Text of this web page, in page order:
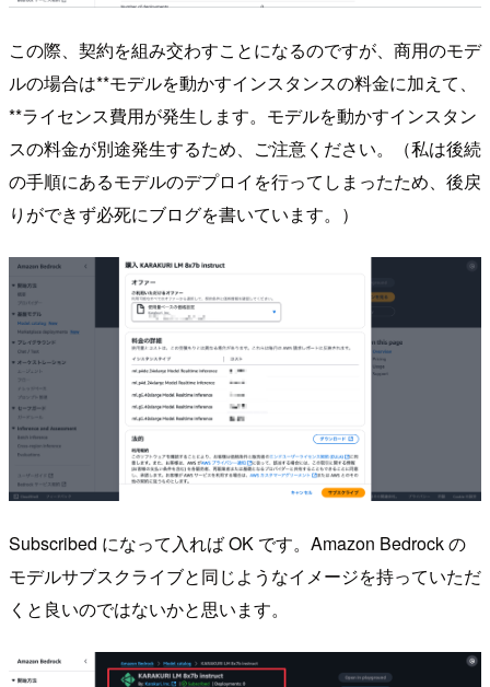
この際、契約を組み交わすことになるのですが、商用のモデ
ルの場合は**モデルを動かすインスタンスの料金に加えて、
**ライセンス費用が発生します。モデルを動かすインスタン
スの料金が別途発生するため、ご注意ください。（私は後続
の手順にあるモデルのデプロイを行ってしまったため、後戻
りができず必死にブログを書いています。）
Subscribed になって入れば OK です。Amazon Bedrock の
モデルサブスクライブと同じようなイメージを持っていただ
くと良いのではないかと思います。